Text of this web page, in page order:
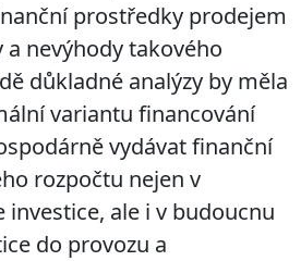
prostředky prodejem
nevýhody takového
důkladné analýzy by měla
variantu financování
vydávat finanční
rozpočtu nejen v
investice, ale i v budoucnu
do provozu a